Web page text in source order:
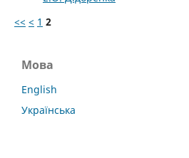
<< < 1 2
Мова
English
Українська